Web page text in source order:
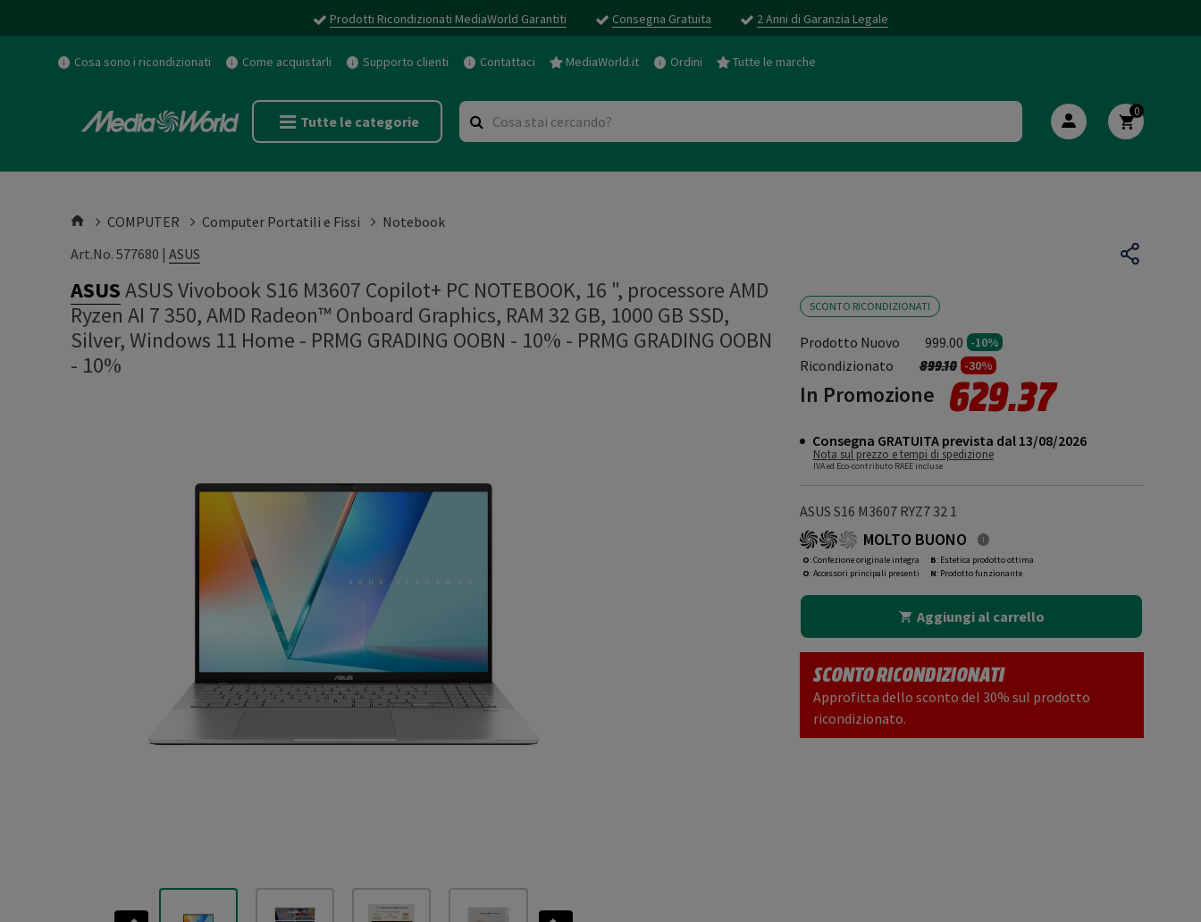
Prodotti Ricondizionati MediaWorld Garantiti Consegna Gratuita 2 Anni di Garanzia Legale
Cosa sono i ricondizionati Come acquistarli Supporto clienti Contattaci MediaWorld.it Ordini Tutte le marche
Tutte le categorie
0
COMPUTER Computer Portatili e Fissi
Notebook
Art.No. 577680 | ASUS
ASUSASUS Vivobook S16 M3607 Copilot+ PC NOTEBOOK, 16 ", processore AMD
Ryzen AI 7 350, AMD Radeon™ Onboard Graphics, RAM 32 GB, 1000 GB SSD,
Silver, Windows 11 Home - PRMG GRADING OOBN - 10% - PRMG GRADING OOBN
- 10%
SCONTO RICONDIZIONATI
Prodotto Nuovo 999.00 -10%
Ricondizionato Prezzo ridotto da
899.10a-30%
In Promozione 629.37
Consegna GRATUITA prevista dal 13/08/2026
Nota sul prezzo e tempi di spedizione
IVA ed Eco-contributo RAEE incluse
ASUS S16 M3607 RYZ7 32 1
MOLTO BUONO
O: Confezione originale integra
O: Accessori principali presenti
B: Estetica prodotto ottima
N: Prodotto funzionante
Aggiungi al carrello
SCONTO RICONDIZIONATI
Approfitta dello sconto del 30% sul prodotto
ricondizionato.